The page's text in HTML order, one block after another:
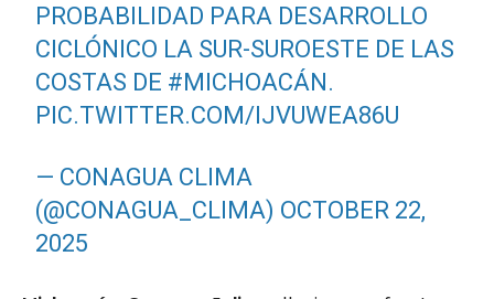
PROBABILIDAD PARA DESARROLLO
CICLÓNICO LA SUR-SUROESTE DE LAS
COSTAS DE #MICHOACÁN.
PIC.TWITTER.COM/IJVUWEA86U
— CONAGUA CLIMA
(@CONAGUA_CLIMA) OCTOBER 22,
2025